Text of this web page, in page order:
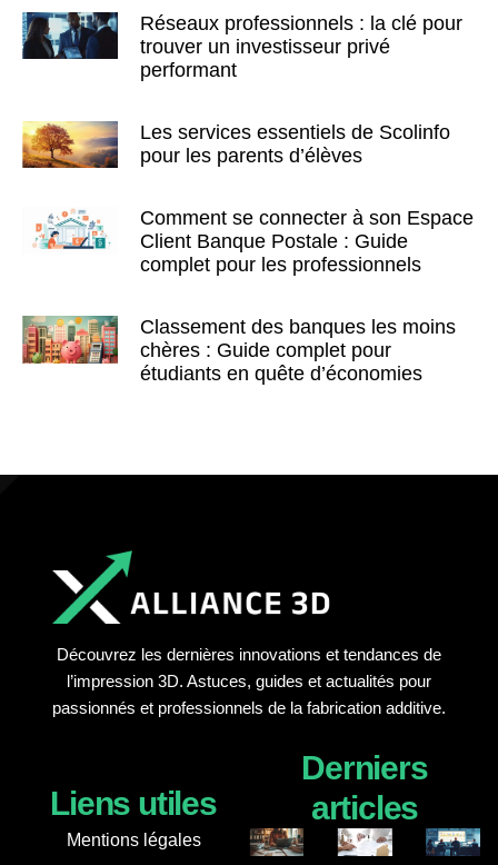
Réseaux professionnels : la clé pour
trouver un investisseur privé
performant
Les services essentiels de Scolinfo
pour les parents d’élèves
Comment se connecter à son Espace
Client Banque Postale : Guide
complet pour les professionnels
Classement des banques les moins
chères : Guide complet pour
étudiants en quête d’économies
Découvrez les dernières innovations et tendances de
l’impression 3D. Astuces, guides et actualités pour
passionnés et professionnels de la fabrication additive.
Liens utiles
Mentions légales
Derniers
articles